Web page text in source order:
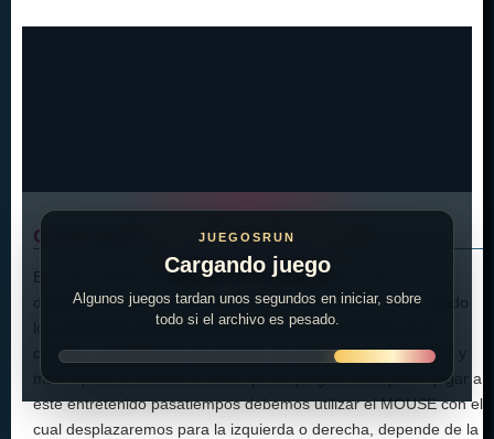
JUEGOSRUN
Cargando juego
Algunos juegos tardan unos segundos en iniciar, sobre
todo si el archivo es pesado.
Cómo jugar:
En esta pantalla tendremos que ayudar a una bola a
desplazarse por el nivel hacia arriba e ir tomando o agarrando
los elementos del mismo color que van apareciendo en el
camino, a medida que se avanza, se va poniendo mas difícil y
más rápido la carrera de este tipo de juegos. Para poder jugar a
este entretenido pasatiempos debemos utilizar el MOUSE con el
cual desplazaremos para la izquierda o derecha, depende de la